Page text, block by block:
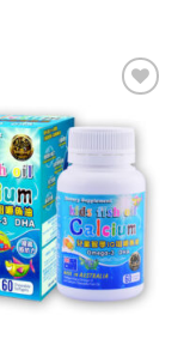
Add to
wishlist